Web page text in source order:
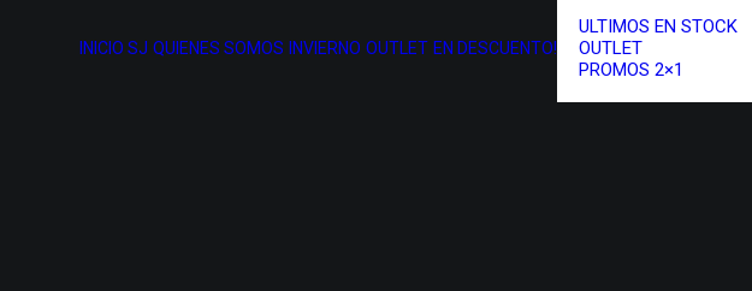
INICIO SJ QUIENES SOMOS INVIERNO OUTLET EN DESCUENTO!
ULTIMOS EN STOCK
OUTLET
PROMOS 2×1